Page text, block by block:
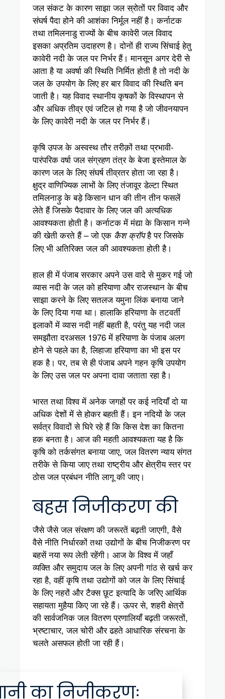
जल संकट के कारण साझा जल स्रोतों पर विवाद और
संघर्ष पैदा होने की आशंका निर्मूल नहीं है। कर्नाटक
तथा तमिलनाडु राज्यों के बीच कावेरी जल विवाद
इसका अप्रतिम उदाहरण है। दोनों ही राज्य सिंचाई हेतु
कावेरी नदी के जल पर निर्भर हैं। मानसून अगर देरी से
आता है या अवर्षा की स्थिति निर्मित होती है तो नदी के
जल के उपयोग के लिए हर बार विवाद की स्थिति बन
जाती है। यह विवाद स्थानीय कृषकों के विस्थापन से
और अधिक तीव्र एवं जटिल हो गया है जो जीवनयापन
के लिए कावेरी नदी के जल पर निर्भर हैं।
कृषि उपज के अस्वस्थ तौर तरीक़ों तथा प्रभावी-
पारंपरिक वर्षा जल संग्रहण तंत्र के बेजा इस्तेमाल के
कारण जल के लिए संघर्ष तीव्रतर होता जा रहा है।
क्षुद्र वाणिज्यिक लाभों के लिए तंजावूर डेल्टा स्थित
तमिलनाड़ु के बड़े किसान धान की तीन तीन फसलें
लेते हैं जिसके पैदावार के लिए जल की अत्यधिक
आवश्यकता होती है। कर्नाटक में मंद्या के किसान गन्ने
की खेती करते हैं – जो एक कैश क्रॉपहै पर जिसके
लिए भी अतिरिक्त जल की आवश्यकता होती है।
हाल ही में पंजाब सरकार अपने उस वादे से मुकर गई जो
व्यास नदी के जल को हरियाणा और राजस्थान के बीच
साझा करने के लिए सतलज यमुना लिंक बनाया जाने
के लिए दिया गया था। हालाकि हरियाणा के तटवर्ती
इलाकों में व्यास नदी नहीं बहती है, परंतु यह नदी जल
समझौता दरअसल 1976 में हरियाणा के पंजाब अलग
होने से पहले का है, लिहाजा हरियाणा का भी इस पर
हक है। पर, तब से ही पंजाब अपने गहन कृषि उपयोग
के लिए उस जल पर अपना दावा जताता रहा है।
भारत तथा विश्व में अनेक जगहों पर कई नदियाँ दो या
अधिक देशों में से होकर बहती हैं। इन नदियों के जल
सर्वत्र विवादों से घिरे रहे हैं कि किस देश का कितना
हक बनता है। आज की महती आवश्यकता यह है कि
कृषि को तर्कसंगत बनाया जाए, जल वितरण न्याय संगत
तरीके से किया जाए तथा राष्ट्रीय और क्षेत्रीय स्तर पर
ठोस जल प्रबंधन नीति लागू की जाए।
बहस निजीकरण की
जैसे जैसे जल संरक्षण की जरूरतें बढ़ती जाएगी, वैसे
वैसे नीति निर्धारकों तथा उद्योगों के बीच निजीकरण पर
बहसें नया रूप लेती रहेंगी। आज के विश्व में जहाँ
व्यक्ति और समुदाय जल के लिए अपनी गांठ से खर्च कर
रहा है, वहीं कृषि तथा उद्योगों को जल के लिए सिंचाई
के लिए नहरों और टैक्स छूट इत्यादि के जरिए आर्थिक
सहायता मुहैया किए जा रहे हैं। ऊपर से, शहरी क्षेत्रों
की सार्वजनिक जल वितरण प्रणालियाँ बढ़ती जरूरतों,
भ्रष्टाचार, जल चोरी और ढहते आधारिक संरचना के
चलते असफल होती जा रही हैं।
का निजीकरणः